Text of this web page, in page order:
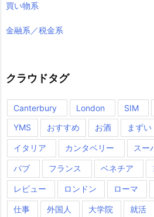
買い物系
金融系／税金系
クラウドタグ
Canterbury London SIM
YMS
おすすめ お酒 まずい
イタリア カンタベリー スー
パブ フランス ベネチア
レビュー ロンドン ローマ
仕事 外国人 大学院 就活